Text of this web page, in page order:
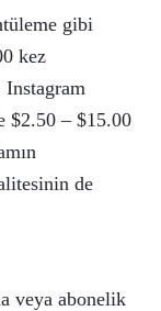
gibi
kez
$2.50 – $15.00
de
veya abonelik